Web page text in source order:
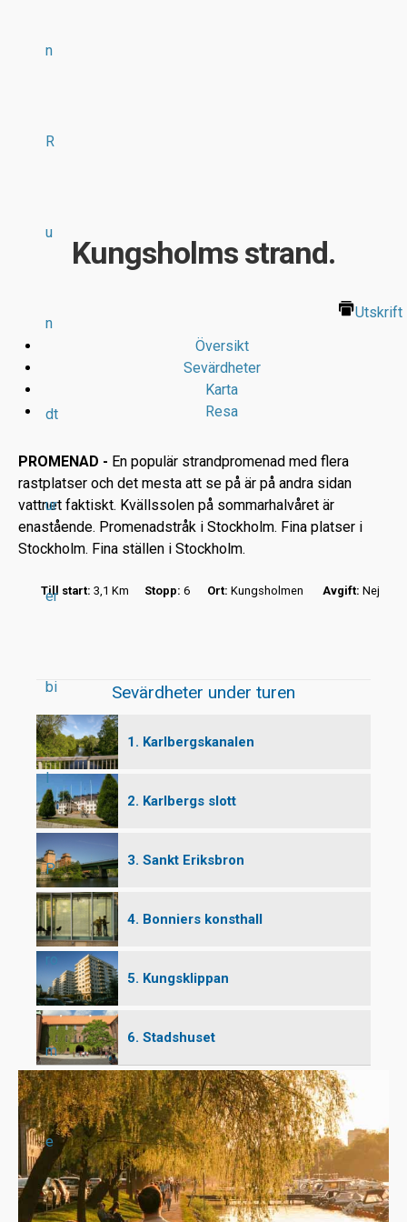
n
R
u
n
dt
ur
er
bi
l
P
ro
m
e
Kungsholms strand.
Utskrift
Översikt
Sevärdheter
Karta
Resa
PROMENAD - En populär strandpromenad med flera
rastplatser och det mesta att se på är på andra sidan
vattnet faktiskt. Kvällssolen på sommarhalvåret är
enastående. Promenadstråk i Stockholm. Fina platser i
Stockholm. Fina ställen i Stockholm.
Till start: 3,1 Km Stopp: 6 Ort: Kungsholmen Avgift: Nej
Sevärdheter under turen
1. Karlbergskanalen
2. Karlbergs slott
3. Sankt Eriksbron
4. Bonniers konsthall
5. Kungsklippan
6. Stadshuset